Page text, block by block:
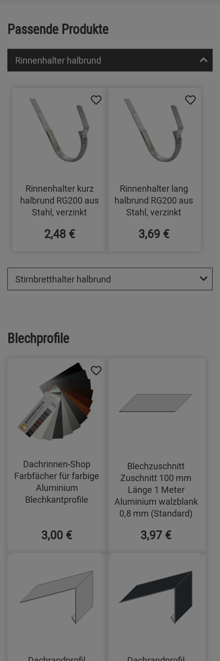
Passende Produkte
Rinnenhalter halbrund
Rinnenhalter kurz
halbrund RG200 aus
Stahl, verzinkt
2,48 €
Rinnenhalter lang
halbrund RG200 aus
Stahl, verzinkt
3,69 €
Stirnbretthalter halbrund
Blechprofile
Dachrinnen-Shop
Farbfächer für farbige
Aluminium
Blechkantprofile
3,00 €
Blechzuschnitt
Zuschnitt 100 mm
Länge 1 Meter
Aluminium walzblank
0,8 mm (Standard)
3,97 €